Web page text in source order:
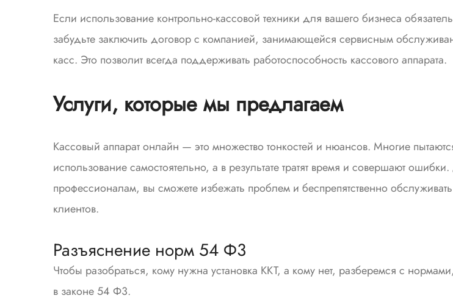
Если использование контрольно-кассовой техники для вашего бизнеса
забудьте заключить договор с компанией, занимающейся сервисным
касс. Это позволит всегда поддерживать работоспособность кассового аппарата.
Услуги, которые мы предлагаем
Кассовый аппарат онлайн — это множество тонкостей и нюансов. Многие
использование самостоятельно, а в результате тратят время и совершают
профессионалам, вы сможете избежать проблем и беспрепятственно
клиентов.
Разъяснение норм 54 Ф3
Чтобы разобраться, кому нужна установка ККТ, а кому нет, разберемся с
в законе 54 Ф3.